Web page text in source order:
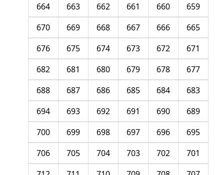
659
660
661
662
663
664
665
666
667
668
669
670
671
672
673
674
675
676
677
678
679
680
681
682
683
684
685
686
687
688
689
690
691
692
693
694
695
696
697
698
699
700
701
702
703
704
705
706